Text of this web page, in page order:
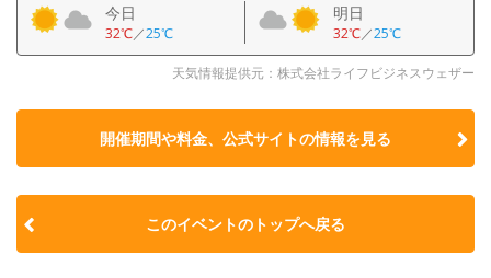
今日
32℃／25℃
明日
32℃／25℃
天気情報提供元：株式会社ライフビジネスウェザー
開催期間や料金、公式サイトの情報を見る
このイベントのトップへ戻る